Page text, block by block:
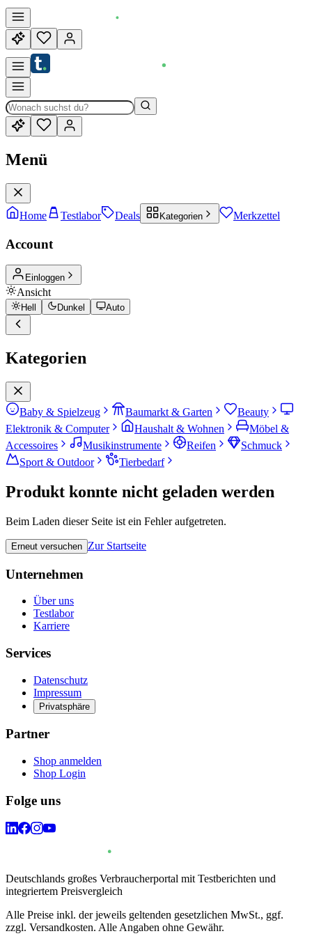
Menü
Home Testlabor Deals Kategorien Merkzettel
Account
Einloggen
Ansicht
Hell Dunkel Auto
Kategorien
Baby & Spielzeug Baumarkt & Garten
Beauty
Elektronik & Computer
Haushalt & Wohnen
Möbel &
Accessoires
Musikinstrumente Reifen
Schmuck
Sport & Outdoor
Tierbedarf
Produkt konnte nicht geladen werden
Beim Laden dieser Seite ist ein Fehler aufgetreten.
Erneut versuchen Zur Startseite
Unternehmen
Über uns
Testlabor
Karriere
Services
Datenschutz
Impressum
Privatsphäre
Partner
Shop anmelden
Shop Login
Folge uns
Deutschlands großes Verbraucherportal mit Testberichten und
integriertem Preisvergleich
Alle Preise inkl. der jeweils geltenden gesetzlichen MwSt., ggf.
zzgl. Versandkosten. Alle Angaben ohne Gewähr.